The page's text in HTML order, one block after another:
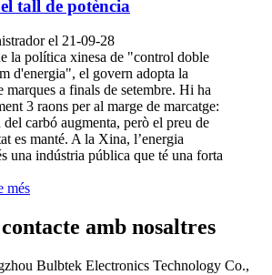
tall de potència
el 21-09-28
la política xinesa de "control doble
d'energia", el govern adopta la
marques a finals de setembre. Hi ha
3 raons per al marge de marcatge:
carbó augmenta, però el preu de
es manté. A la Xina, l’energia
una indústria pública que té una forta
més
amb nosaltres
Bulbtek Electronics Technology Co.,